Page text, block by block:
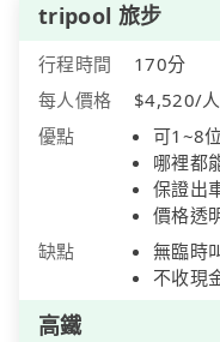
tripool 旅步
行程時間
170分
每人價格
$4,520/人
優點
可1~8
哪裡都
保證出
價格透
缺點
無臨時
不收現
高鐵